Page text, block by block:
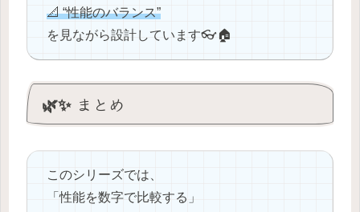
📐 “性能のバランス”
を見ながら設計しています👓🏠
🌿✨ まとめ
このシリーズでは、
「性能を数字で比較する」